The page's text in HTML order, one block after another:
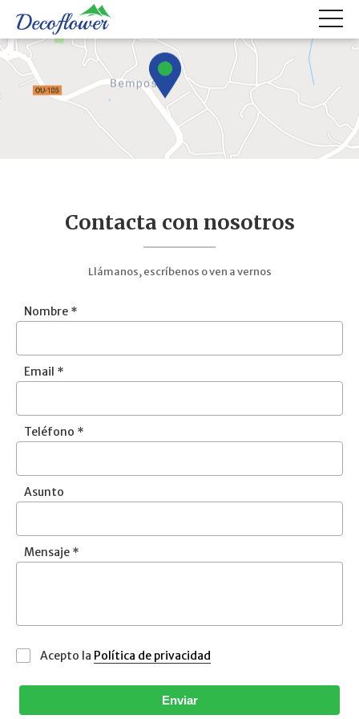
Contacta con nosotros
Llámanos, escríbenos o ven a vernos
Nombre *
Email *
Teléfono *
Asunto
Mensaje *
Acepto la Política de privacidad